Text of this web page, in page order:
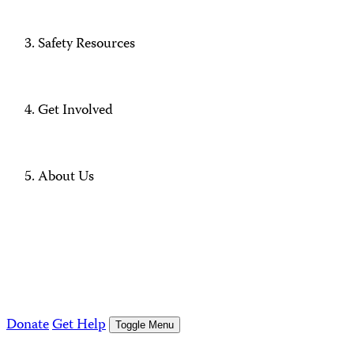
Safety Resources
Get Involved
About Us
DonateGet Help Toggle Menu